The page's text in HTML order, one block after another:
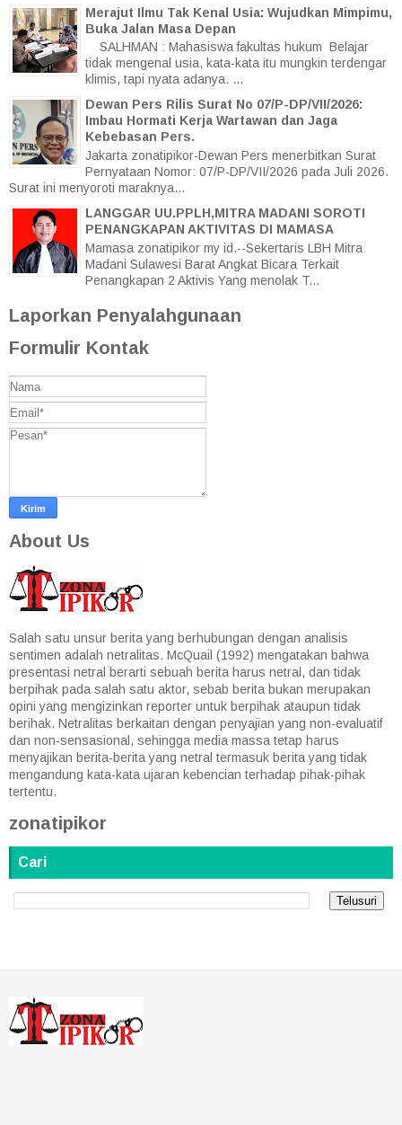
Merajut Ilmu Tak Kenal Usia: Wujudkan Mimpimu,
Buka Jalan Masa Depan
SALHMAN : Mahasiswa fakultas hukum Belajar
tidak mengenal usia, kata-kata itu mungkin terdengar
klimis, tapi nyata adanya. ...
Dewan Pers Rilis Surat No 07/P-DP/VII/2026:
Imbau Hormati Kerja Wartawan dan Jaga
Kebebasan Pers.
Jakarta zonatipikor-Dewan Pers menerbitkan Surat
Pernyataan Nomor: 07/P-DP/VII/2026 pada Juli 2026.
Surat ini menyoroti maraknya...
LANGGAR UU.PPLH,MITRA MADANI SOROTI
PENANGKAPAN AKTIVITAS DI MAMASA
Mamasa zonatipikor my id.--Sekertaris LBH Mitra
Madani Sulawesi Barat Angkat Bicara Terkait
Penangkapan 2 Aktivis Yang menolak T...
Laporkan Penyalahgunaan
Formulir Kontak
About Us
Salah satu unsur berita yang berhubungan dengan analisis
sentimen adalah netralitas. McQuail (1992) mengatakan bahwa
presentasi netral berarti sebuah berita harus netral, dan tidak
berpihak pada salah satu aktor, sebab berita bukan merupakan
opini yang mengizinkan reporter untuk berpihak ataupun tidak
berihak. Netralitas berkaitan dengan penyajian yang non-evaluatif
dan non-sensasional, sehingga media massa tetap harus
menyajikan berita-berita yang netral termasuk berita yang tidak
mengandung kata-kata ujaran kebencian terhadap pihak-pihak
tertentu.
zonatipikor
Cari